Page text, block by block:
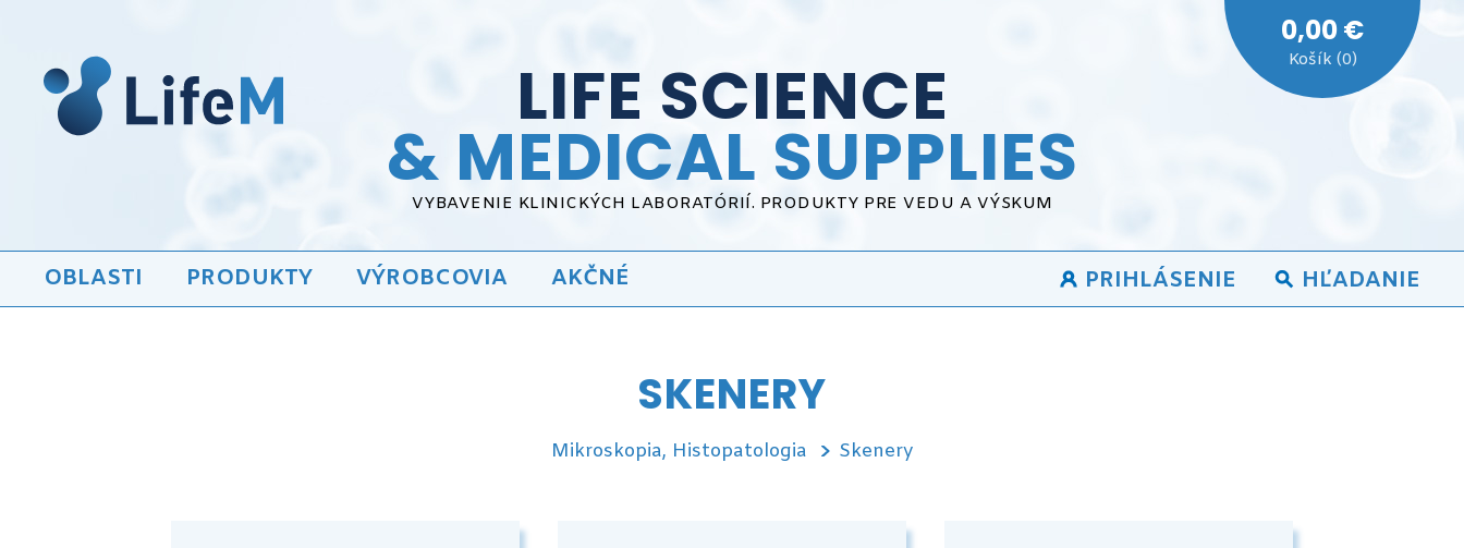
LIFE SCIENCE
& MEDICAL SUPPLIES
VYBAVENIE KLINICKÝCH LABORATÓRIÍ. PRODUKTY PRE VEDU A VÝSKUM
0,00 €
Košík (0)
OBLASTI PRODUKTY VÝROBCOVIA AKČNÉ HĽADANIE
PRIHLÁSENIE
SKENERY
Mikroskopia, Histopatologia Skenery